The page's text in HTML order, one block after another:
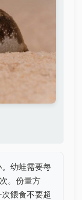
幼蛙需要每
。份量方
餵食不要超